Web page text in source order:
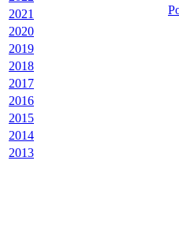
2021
2020
2019
2018
2017
2016
2015
2014
2013